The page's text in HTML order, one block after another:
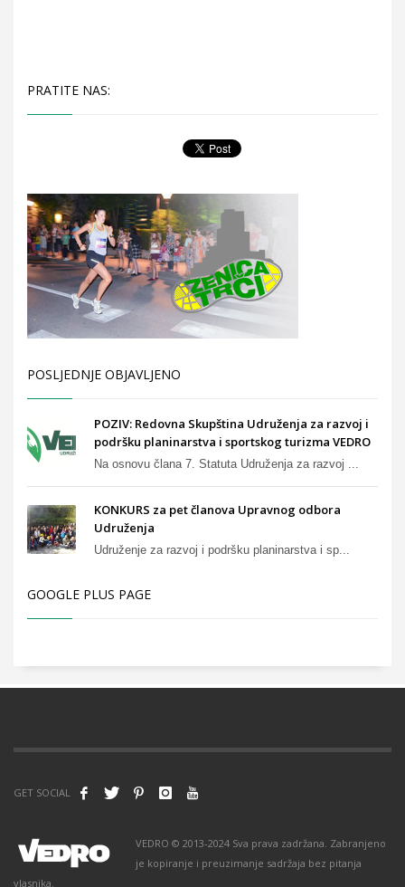
PRATITE NAS:
POSLJEDNJE OBJAVLJENO
POZIV: Redovna Skupština Udruženja za razvoj i
podršku planinarstva i sportskog turizma VEDRO
Na osnovu člana 7. Statuta Udruženja za razvoj ...
KONKURS za pet članova Upravnog odbora
Udruženja
Udruženje za razvoj i podršku planinarstva i sp...
GOOGLE PLUS PAGE
GET SOCIAL
VEDRO © 2013-2024 Sva prava zadržana. Zabranjeno
je kopiranje i preuzimanje sadržaja bez pitanja
vlasnika.